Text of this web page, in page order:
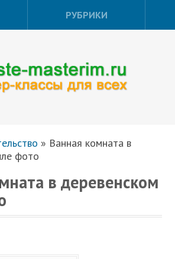
РУБРИКИ
» Ванная комната в
фото
в деревенском